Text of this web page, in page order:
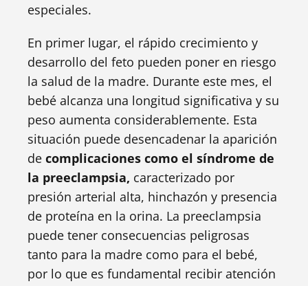
especiales.
En primer lugar, el rápido crecimiento y
desarrollo del feto pueden poner en riesgo
la salud de la madre. Durante este mes, el
bebé alcanza una longitud significativa y su
peso aumenta considerablemente. Esta
situación puede desencadenar la aparición
de complicaciones como el síndrome de
la preeclampsia, caracterizado por
presión arterial alta, hinchazón y presencia
de proteína en la orina. La preeclampsia
puede tener consecuencias peligrosas
tanto para la madre como para el bebé,
por lo que es fundamental recibir atención